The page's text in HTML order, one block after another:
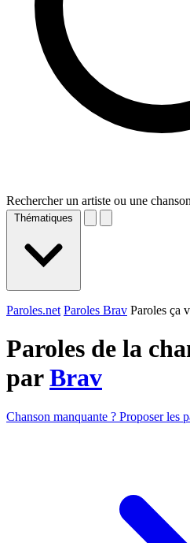
Rechercher un artiste ou une chanson
Thématiques
Paroles.net Paroles Brav Paroles ça
Paroles de la
parBrav
Chanson manquante ? Proposer les